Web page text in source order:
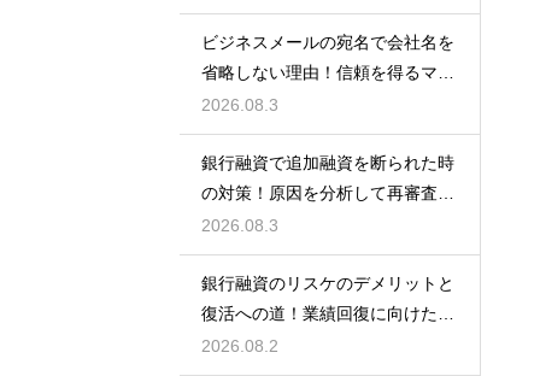
ビジネスメールの宛名で会社名を
省略しない理由！信頼を得るマナ
ー
2026.08.3
銀行融資で追加融資を断られた時
の対策！原因を分析して再審査を
狙う
2026.08.3
銀行融資のリスケのデメリットと
復活への道！業績回復に向けた事
業計画
2026.08.2